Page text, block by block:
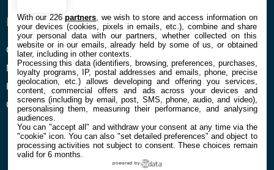
ENTREPRISE
Confidentialité et Cookies
Mentions légales et CGU
Préférences Cookies
Qui sommes nous
À PROPOS
Contact
With our 226partners , we wish to store and access information on
your devices (cookies, pixels in emails, etc.), combine and share
your personal data with our partners, whether collected on this
website or in our emails, already held by some of us, or obtained
later, including in other contexts.
Processing this data (identifiers, browsing, preferences, purchases,
loyalty programs, IP, postal addresses and emails, phone, precise
geolocation, etc.) allows developing and offering you services,
content, commercial offers and ads across your devices and
screens (including by email, post, SMS, phone, audio, and video),
personalising them, measuring their performance, and analysing
audiences.
You can "accept all" and withdraw your consent at any time via the
"cookie" icon. You can also "set detailed preferences" and object to
processing activities not subject to consent. These choices remain
valid for 6 months.
powered by